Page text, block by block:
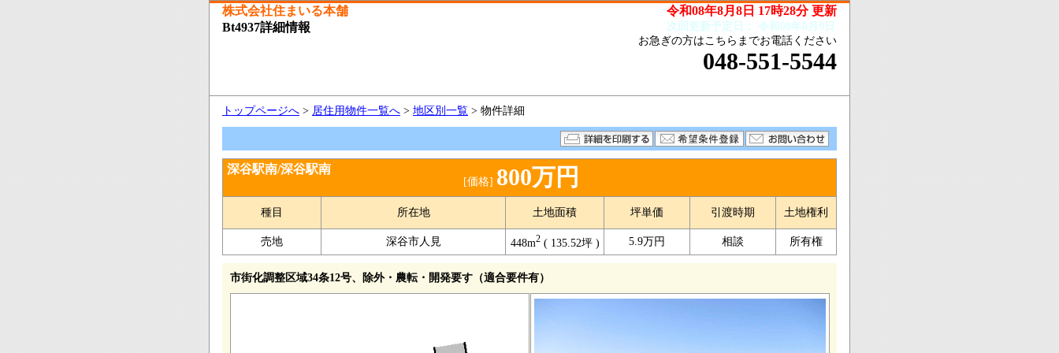
令和08年8月8日 17時28分 更新
次回更新予定日： 令和08年8月9日
株式会社住まいる本舗
Bt4937詳細情報
お急ぎの方はこちらまでお電話ください
048-551-5544
トップページへ > 居住用物件一覧へ > 地区別一覧 > 物件詳細
深谷駅南/深谷駅南
[価格] 800万円
種目 所在地 土地面積 坪単価 引渡時期 土地権利
売地 深谷市人見 448m2( 135.52坪 ) 5.9万円 相談 所有権
市街化調整区域34条12号、除外・農転・開発要す（適合要件有）